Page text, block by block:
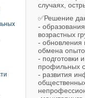
случаях,
✅Решение
-
возрастных
- обновления
обмена
- подготовки
профильных
- развития